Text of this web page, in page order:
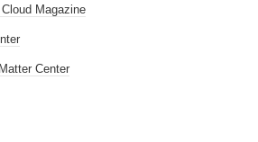
Magazine
Center